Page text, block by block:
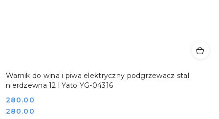
Warnik do wina i piwa elektryczny podgrzewacz stal
nierdzewna 12 l Yato YG-04316
Cena:
280.00
Cena:
280.00